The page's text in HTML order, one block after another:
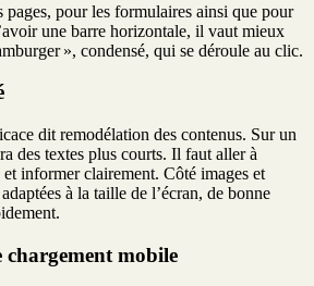
pages, pour les formulaires ainsi que pour
une barre horizontale, il vaut mieux
», condensé, qui se déroule au clic.
dit remodélation des contenus. Sur un
des textes plus courts. Il faut aller à
informer clairement. Côté images et
à la taille de l’écran, de bonne
chargement mobile